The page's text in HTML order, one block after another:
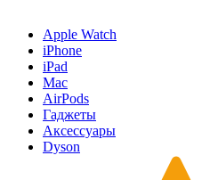
Apple Watch
iPhone
iPad
Mac
AirPods
Гаджеты
Аксессуары
Dyson